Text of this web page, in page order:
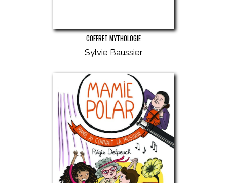
COFFRET MYTHOLOGIE
Sylvie Baussier